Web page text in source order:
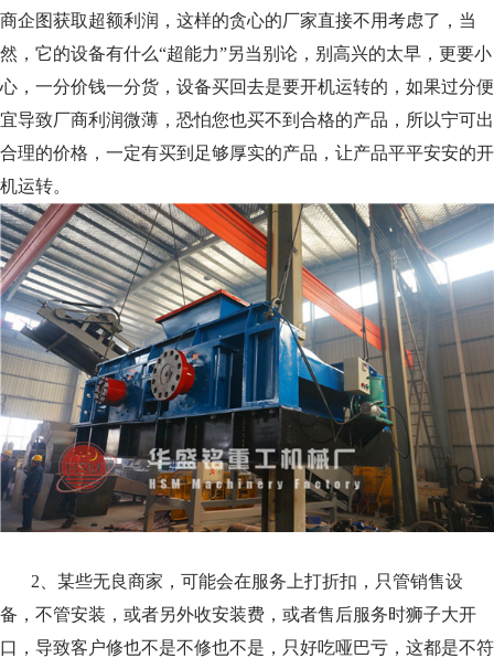
商企图获取超额利润，这样的贪心的厂家直接不用考虑了，当
然，它的设备有什么“超能力”另当别论，别高兴的太早，更要小
心，一分价钱一分货，设备买回去是要开机运转的，如果过分便
宜导致厂商利润微薄，恐怕您也买不到合格的产品，所以宁可出
合理的价格，一定有买到足够厚实的产品，让产品平平安安的开
机运转。
2、某些无良商家，可能会在服务上打折扣，只管销售设
备，不管安装，或者另外收安装费，或者售后服务时狮子大开
口，导致客户修也不是不修也不是，只好吃哑巴亏，这都是不符